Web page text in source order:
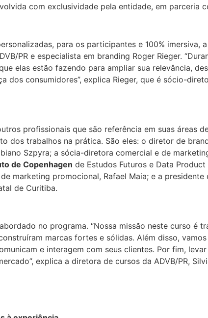
com exclusividade pela entidade, em parceria
para os participantes e 100% imersiva,
PR e especialista em branding Roger Rieger.
elas estão fazendo para ampliar sua relevância,
dos consumidores”, explica Rieger, que é sócio-
profissionais que são referência em suas áreas
dos trabalhos na prática. São eles: o diretor de
Szpyra; a sócia-diretora comercial e de
de Copenhagen de Estudos Futuros e Data Product
marketing promocional, Rafael Maia; e a presidente
de Curitiba.
no programa. “Nossa missão neste curso é
marcas fortes e sólidas. Além disso,
e interagem com seus clientes. Por fim,
explica a diretora de cursos da ADVB/PR,